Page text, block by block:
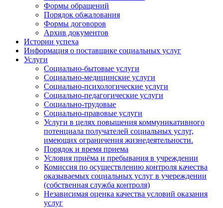
Формы обращений
Порядок обжалования
Формы договоров
Архив документов
Истории успеха
Информация о поставщике социальных услуг
Услуги
Социально-бытовые услуги
Социально-медицинские услуги
Социально-психологические услуги
Социально-педагогические услуги
Социально-трудовые
Социально-правовые услуги
Услуги в целях повышения коммуникативного
потенциала получателей социальных услуг,
имеющих ограничения жизнедеятельности.
Порядок и время приема
Условия приёма и пребывания в учреждении
Комиссия по осуществлению контроля качества
оказываемых социальных услуг в учереждении
(собственная служба контроля)
Независимая оценка качества условий оказания
услуг